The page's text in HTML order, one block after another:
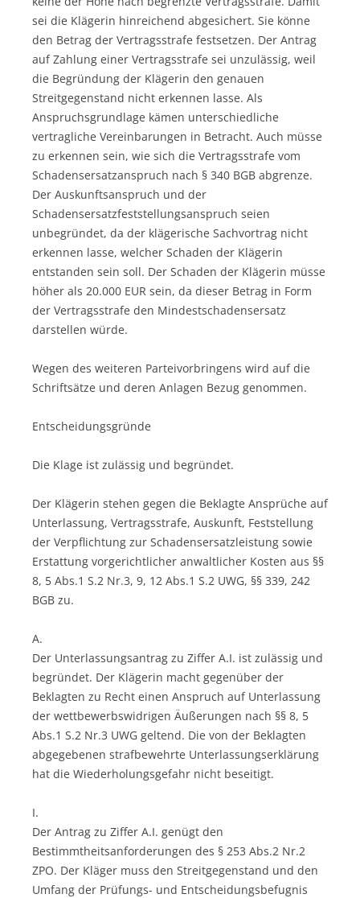
sei die Klägerin hinreichend abgesichert. Sie könne
den Betrag der Vertragsstrafe festsetzen. Der Antrag
auf Zahlung einer Vertragsstrafe sei unzulässig, weil
die Begründung der Klägerin den genauen
Streitgegenstand nicht erkennen lasse. Als
Anspruchsgrundlage kämen unterschiedliche
vertragliche Vereinbarungen in Betracht. Auch müsse
zu erkennen sein, wie sich die Vertragsstrafe vom
Schadensersatzanspruch nach § 340 BGB abgrenze.
Der Auskunftsanspruch und der
Schadensersatzfeststellungsanspruch seien
unbegründet, da der klägerische Sachvortrag nicht
erkennen lasse, welcher Schaden der Klägerin
entstanden sein soll. Der Schaden der Klägerin müsse
höher als 20.000 EUR sein, da dieser Betrag in Form
der Vertragsstrafe den Mindestschadensersatz
darstellen würde.
Wegen des weiteren Parteivorbringens wird auf die
Schriftsätze und deren Anlagen Bezug genommen.
Entscheidungsgründe
Die Klage ist zulässig und begründet.
Der Klägerin stehen gegen die Beklagte Ansprüche auf
Unterlassung, Vertragsstrafe, Auskunft, Feststellung
der Verpflichtung zur Schadensersatzleistung sowie
Erstattung vorgerichtlicher anwaltlicher Kosten aus §§
8, 5 Abs.1 S.2 Nr.3, 9, 12 Abs.1 S.2 UWG, §§ 339, 242
BGB zu.
A.
Der Unterlassungsantrag zu Ziffer A.I. ist zulässig und
begründet. Der Klägerin macht gegenüber der
Beklagten zu Recht einen Anspruch auf Unterlassung
der wettbewerbswidrigen Äußerungen nach §§ 8, 5
Abs.1 S.2 Nr.3 UWG geltend. Die von der Beklagten
abgegebenen strafbewehrte Unterlassungserklärung
hat die Wiederholungsgefahr nicht beseitigt.
I.
Der Antrag zu Ziffer A.I. genügt den
Bestimmtheitsanforderungen des § 253 Abs.2 Nr.2
ZPO. Der Kläger muss den Streitgegenstand und den
Umfang der Prüfungs- und Entscheidungsbefugnis